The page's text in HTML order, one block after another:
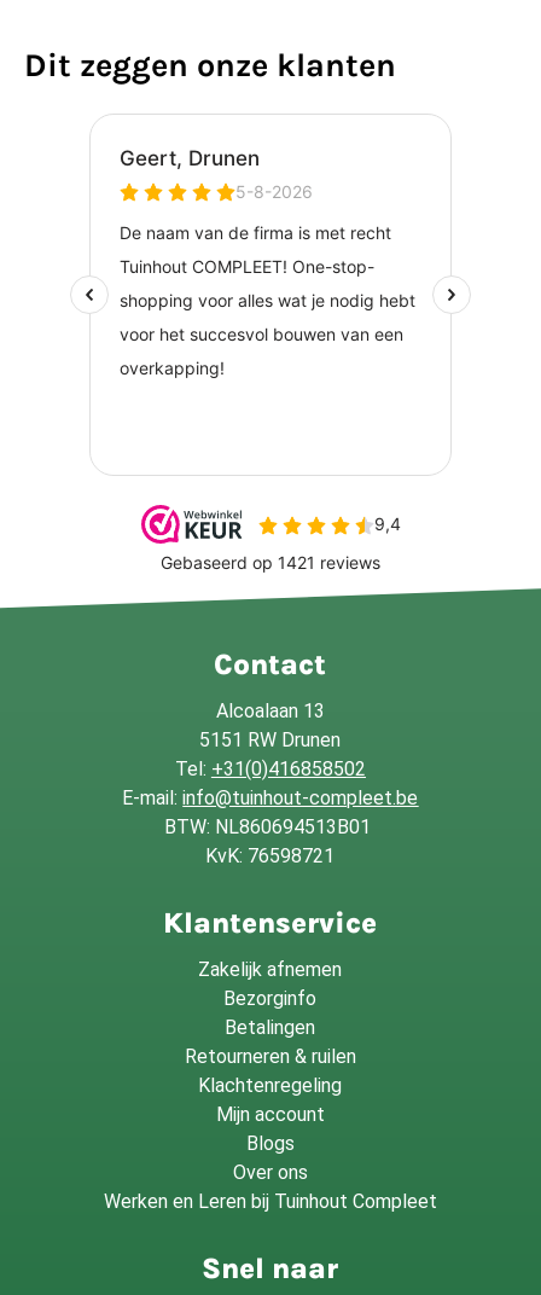
Dit zeggen onze klanten
Contact
Alcoalaan 13
5151 RW Drunen
Tel: +31(0)416858502
E-mail:info@tuinhout-compleet.be
BTW: NL860694513B01
KvK: 76598721
Klantenservice
Zakelijk afnemen
Bezorginfo
Betalingen
Retourneren & ruilen
Klachtenregeling
Mijn account
Blogs
Over ons
Werken en Leren bij Tuinhout Compleet
Snel naar